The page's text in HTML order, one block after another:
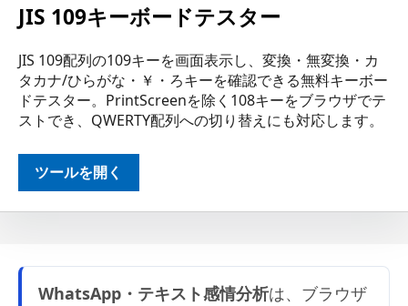
JIS 109キーボードテスター
JIS 109配列の109キーを画面表示し、変換・無変換・カ
タカナ/ひらがな・￥・ろキーを確認できる無料キーボー
ドテスター。PrintScreenを除く108キーをブラウザでテ
ストでき、QWERTY配列への切り替えにも対応します。
ツールを開く
WhatsApp・テキスト感情分析は、ブラウザ